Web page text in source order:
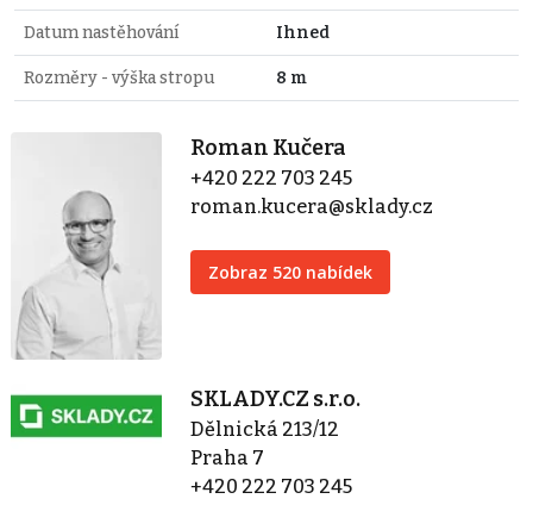
Datum nastěhování Ihned
Rozměry - výška stropu 8 m
Roman Kučera
+420 222 703 245
roman.kucera@sklady.cz
Zobraz 520 nabídek
SKLADY.CZ s.r.o.
Dělnická 213/12
Praha 7
+420 222 703 245